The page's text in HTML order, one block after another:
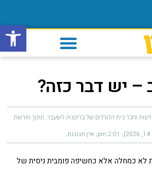
פתח
– יש דבר כזה?
דעות וחבר בית הלורדים של בריטניה לשעבר. מתוך מורשת
2:01 pm אין תגובות
לא כמחלה אלא כחשיפה פומבית ניסית של